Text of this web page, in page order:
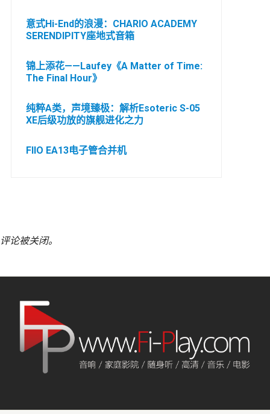
意式Hi-End的浪漫：CHARIO ACADEMY
SERENDIPITY座地式音箱
锦上添花——Laufey《A Matter of Time:
The Final Hour》
纯粹A类，声境臻极：解析Esoteric S-05
XE后级功放的旗舰进化之力
FIIO EA13电子管合并机
评论被关闭。